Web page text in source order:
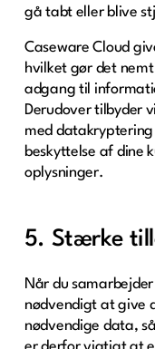
gå tabt eller blive
Caseware Cloud
hvilket gør det
adgang til
Derudover tilbyder
med
beskyttelse af dine
oplysninger.
5. Stærke
Når du
nødvendigt at give
nødvendige data,